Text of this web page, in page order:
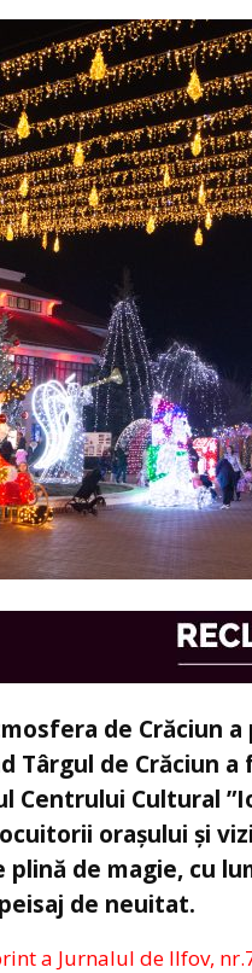
de Crăciun
Târgul de Crăciun
Centrului Cultural
orașului și
de magie, cu
de neuitat.
a Jurnalul de Ilfov,